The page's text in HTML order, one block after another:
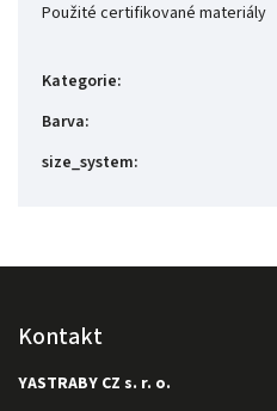
Použité certifikované materiály
Kategorie:
Barva:
size_system:
Kontakt
YASTRABY CZ s. r. o.